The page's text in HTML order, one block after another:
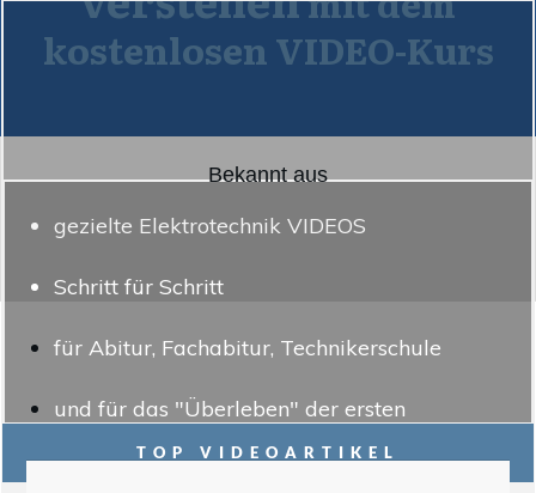
kostenlosen VIDEO-Kurs
gezielte Elektrotechnik VIDEOS
Schritt für Schritt
für Abitur, Fachabitur, Technikerschule
und für das "Überleben" der ersten
Hochschulsemester
Bekannt aus
TOP VIDEOARTIKEL